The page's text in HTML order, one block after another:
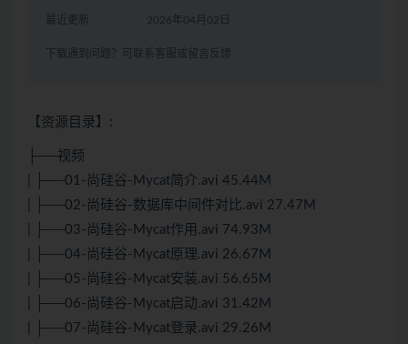
最近更新 2026年04月02日
下载遇到问题？可联系客服或留言反馈
【资源目录】:
├──视频
| ├──01-尚硅谷-Mycat简介.avi 45.44M
| ├──02-尚硅谷-数据库中间件对比.avi 27.47M
| ├──03-尚硅谷-Mycat作用.avi 74.93M
| ├──04-尚硅谷-Mycat原理.avi 26.67M
| ├──05-尚硅谷-Mycat安装.avi 56.65M
| ├──06-尚硅谷-Mycat启动.avi 31.42M
| ├──07-尚硅谷-Mycat登录.avi 29.26M